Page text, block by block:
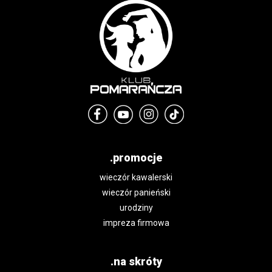
.promocje
wieczór kawalerski
wieczór panieński
urodziny
impreza firmowa
.na skróty